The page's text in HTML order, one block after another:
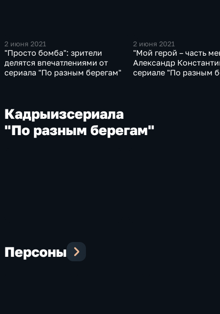
2 июня 2021
"Просто бомба": зрители
делятся впечатлениями от
сериала "По разным берегам"
2 июня 2021
"Мой герой – часть
Александр
сериале "По разным
Кадрыизсериала
"По разным берегам"
Персоны